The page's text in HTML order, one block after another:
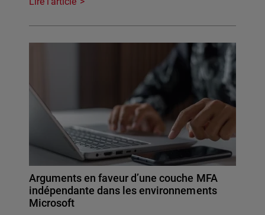
Arguments en faveur d’une couche MFA
indépendante dans les environnements
Microsoft